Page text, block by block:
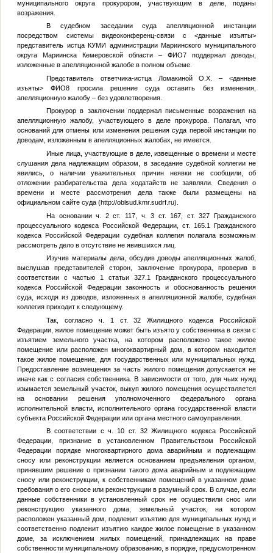
муниципального округа прокурором, участвующим в деле, поданы
возражения.
В судебном заседании суда апелляционной инстанции
посредством системы видеоконференц-связи с<данные изъяты>
представитель истца КУМИ администрации Мариинского муниципального
округа Мариинска Кемеровской области –ФИО7 поддержал доводы,
изложенные в апелляционной жалобе в полном объеме.
Представитель ответчика-истца Ломакиной О.Х. –<данные
изъяты>
ФИО8 просила решение суда оставить без изменения,
апелляционную жалобу – без удовлетворения.
Прокурор в заключении поддержал письменные возражения на
апелляционную жалобу, участвующего в деле прокурора. Полагал, что
оснований для отмены или изменения решения суда первой инстанции по
доводам, изложенным в апелляционных жалобах, не имеется.
Иные лица, участвующие в деле, извещенные о времени и месте
слушания дела надлежащим образом, в заседание судебной коллегии не
явились, о наличии уважительных причин неявки не сообщили, об
отложении разбирательства дела ходатайств не заявляли. Сведения о
времени и месте рассмотрения дела также были размещены на
официальном сайте суда (http://oblsud.kmr.sudrf.ru).
На основании ч. 2 ст. 117, ч. 3 ст. 167, ст. 327 Гражданского
процессуального кодекса Российской Федерации, ст. 165.1 Гражданского
кодекса Российской Федерации судебная коллегия полагала возможным
рассмотреть дело в отсутствие не явившихся лиц.
Изучив материалы дела, обсудив доводы апелляционных жалоб,
выслушав представителей сторон, заключение прокурора, проверив в
соответствии с частью 1 статьи 327.1 Гражданского процессуального
кодекса Российской Федерации законность и обоснованность решения
суда, исходя из доводов, изложенных в апелляционной жалобе, судебная
коллегия приходит к следующему.
Так, согласно ч. 1 ст. 32 Жилищного кодекса Российской
Федерации, жилое помещение может быть изъято у собственника в связи с
изъятием земельного участка, на котором расположено такое жилое
помещение или расположен многоквартирный дом, в котором находится
такое жилое помещение, для государственных или муниципальных нужд.
Предоставление возмещения за часть жилого помещения допускается не
иначе как с согласия собственника. В зависимости от того, для чьих нужд
изымается земельный участок, выкуп жилого помещения осуществляется
на основании решения уполномоченного федерального органа
исполнительной власти, исполнительного органа государственной власти
субъекта Российской Федерации или органа местного самоуправления.
В соответствии с ч. 10 ст. 32 Жилищного кодекса Российской
Федерации, признание в установленном Правительством Российской
Федерации порядке многоквартирного дома аварийным и подлежащим
сносу или реконструкции является основанием предъявления органом,
принявшим решение о признании такого дома аварийным и подлежащим
сносу или реконструкции, к собственникам помещений в указанном доме
требования о его сносе или реконструкции в разумный срок. В случае, если
данные собственники в установленный срок не осуществили снос или
реконструкцию указанного дома, земельный участок, на котором
расположен указанный дом, подлежит изъятию для муниципальных нужд и
соответственно подлежит изъятию каждое жилое помещение в указанном
доме, за исключением жилых помещений, принадлежащих на праве
собственности муниципальному образованию, в порядке, предусмотренном